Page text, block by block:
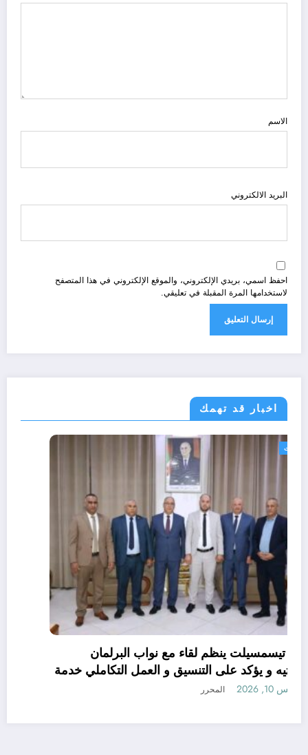
الاسم
البريد الالكتروني
احفظ اسمي، بريدي الإلكتروني، والموقع الإلكتروني في هذا المتصفح
لاستخدامها المرة المقبلة في تعليقي.
اخبار قد تهمك
والي تيسمسيلت ينظم لقاء مع نواب البرلمان
بغرفتيه و يؤكد على التنسيق و العمل التكاملي خدمة
للتنمية و المواطن
أغسطس 10, 2026